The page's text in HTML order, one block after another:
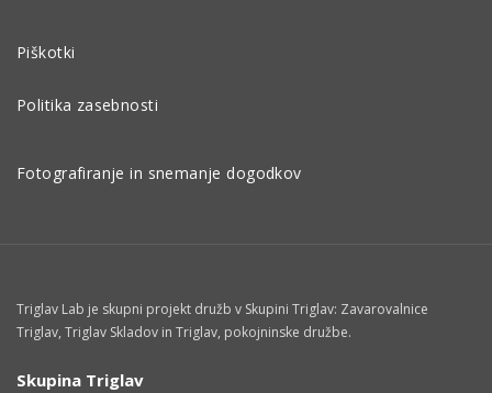
Piškotki
Politika zasebnosti
Fotografiranje in snemanje dogodkov
Triglav Lab je skupni projekt družb v Skupini Triglav: Zavarovalnice
Triglav, Triglav Skladov in Triglav, pokojninske družbe.
Skupina Triglav